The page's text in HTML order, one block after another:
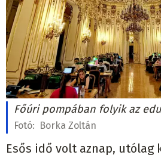
Főúri pompában folyik az
Fotó: Borka Zoltán
Esős idő volt aznap, utólag